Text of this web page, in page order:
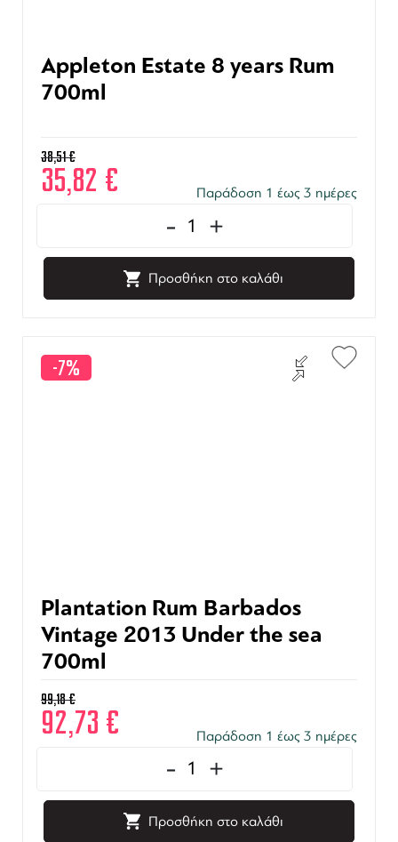
Appleton Estate 8 years Rum
700ml
38,51€
35,82 € Παράδοση 1 έως 3 ημέρες
- +
Προσθήκη στο καλάθι
-7%
Plantation Rum Barbados
Vintage 2013 Under the sea
700ml
99,18€
92,73 € Παράδοση 1 έως 3 ημέρες
- +
Προσθήκη στο καλάθι